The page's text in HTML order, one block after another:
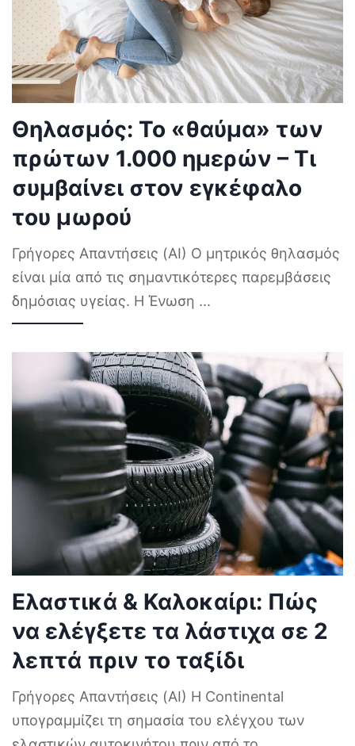
Θηλασμός: Το «θαύμα» των
πρώτων 1.000 ημερών – Τι
συμβαίνει στον εγκέφαλο
του μωρού
Γρήγορες Απαντήσεις (AI) Ο μητρικός θηλασμός
είναι μία από τις σημαντικότερες παρεμβάσεις
δημόσιας υγείας. Η Ένωση ...
Ελαστικά & Καλοκαίρι: Πώς
να ελέγξετε τα λάστιχα σε 2
λεπτά πριν το ταξίδι
Γρήγορες Απαντήσεις (AI) Η Continental
υπογραμμίζει τη σημασία του ελέγχου των